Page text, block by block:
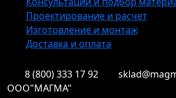
Проектирование и расчет
Изготовление и монтаж
Доставка и оплата
8 (800) 333 17 92
ООО"МАГМА"